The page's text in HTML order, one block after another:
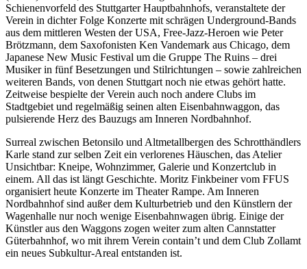
Schienenvorfeld des Stuttgarter Hauptbahnhofs, veranstaltete der
Verein in dichter Folge Konzerte mit schrägen Underground-Bands
aus dem mittleren Westen der USA, Free-Jazz-Heroen wie Peter
Brötzmann, dem Saxofonisten Ken Vandemark aus Chicago, dem
Japanese New Music Festival um die Gruppe The Ruins – drei
Musiker in fünf Besetzungen und Stilrichtungen – sowie zahlreichen
weiteren Bands, von denen Stuttgart noch nie etwas gehört hatte.
Zeitweise bespielte der Verein auch noch andere Clubs im
Stadtgebiet und regelmäßig seinen alten Eisenbahnwaggon, das
pulsierende Herz des Bauzugs am Inneren Nordbahnhof.
Surreal zwischen Betonsilo und Altmetallbergen des Schrotthändlers
Karle stand zur selben Zeit ein verlorenes Häuschen, das Atelier
Unsichtbar: Kneipe, Wohnzimmer, Galerie und Konzertclub in
einem. All das ist längt Geschichte. Moritz Finkbeiner vom FFUS
organisiert heute Konzerte im Theater Rampe. Am Inneren
Nordbahnhof sind außer dem Kulturbetrieb und den Künstlern der
Wagenhalle nur noch wenige Eisenbahnwagen übrig. Einige der
Künstler aus den Waggons zogen weiter zum alten Cannstatter
Güterbahnhof, wo mit ihrem Verein contain’t und dem Club Zollamt
ein neues Subkultur-Areal entstanden ist.